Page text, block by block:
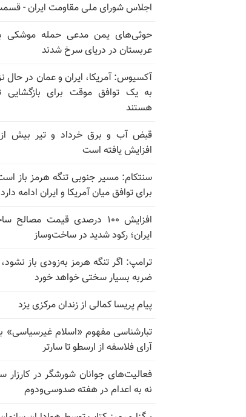
اجلاس شورای ملی مقاومت ایران -
حوثی‌های یمن مدعی حمله موشکی
عربستان در دریای سرخ شدند
آکسیوس: آمریکا، ایران و عمان در
به یک توافق موقت برای بازگشایی
هستند
افزایش یافته است
سنتکام: مسیر جنوبی تنگه هرمز باز
برای توافق میان آمریکا و ایران ادامه دارد
افزایش ۱۰۰ درصدی قیمت
ایران؛ رکود شدید در ساخت‌وساز
ترامپ: اگر تنگه هرمز به‌زودی باز نشود،
ضربه بسیار سختی خواهد خورد
پیام پریسا کمالی از زندان مرکزی یزد
تبارشناسی مفهوم «اسلام غیرسیاسی»
آرای فلاسفه از ارسطو تا سارتر
فعالیت‌های جوانان شورشگر در کارزار
نه به اعدام در هفته صدوسی‌و‌دوم